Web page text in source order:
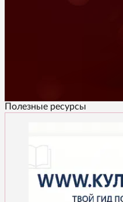
Полезные ресурсы